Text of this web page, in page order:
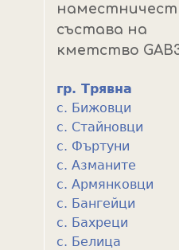
състава на
кметство
гр. Трявна
с. Бижовци
с. Стайновци
с. Фъртуни
с. Азманите
с. Армянковци
с. Бангейци
с. Бахреци
с. Белица